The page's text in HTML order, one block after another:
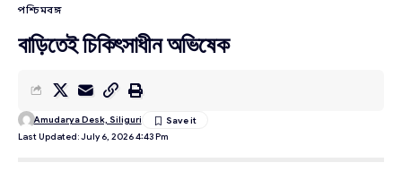
পশ্চিমবঙ্গ
বাড়িতেই চিকিৎসাধীন অভিষেক
Last Updated: July 6, 2026 4:43 Pm
Amudarya Desk, Siliguri